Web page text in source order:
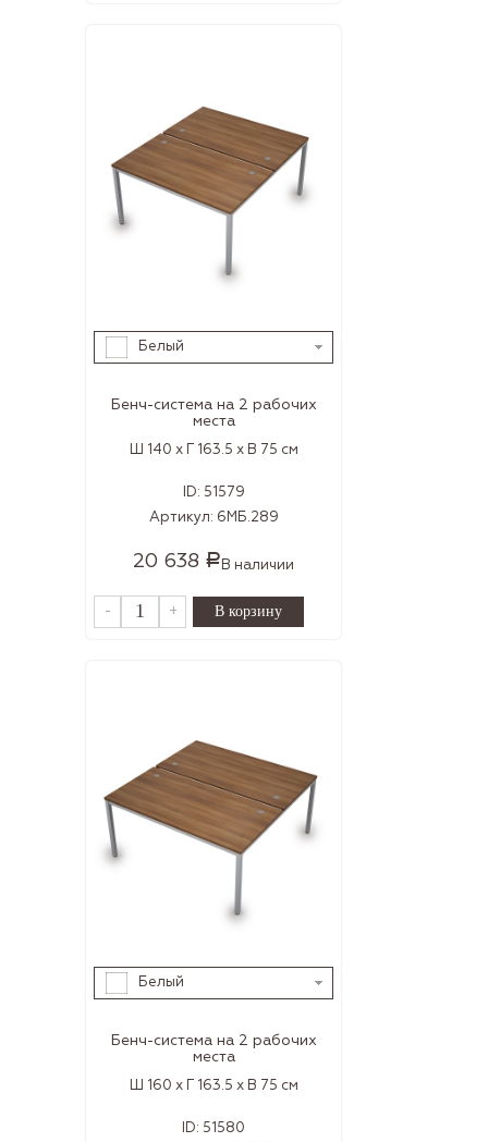
Белый
Бенч-система на 2 рабочих
места
Ш 140 x Г 163.5 x В 75 см
ID: 51579
Артикул: 6МБ.289
20 638 Р В наличии
- +
Белый
Бенч-система на 2 рабочих
места
Ш 160 x Г 163.5 x В 75 см
ID: 51580